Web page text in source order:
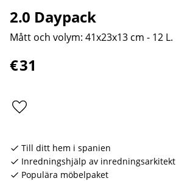
2.0 Daypack
Mått och volym: 41x23x13 cm - 12 L.​
€31
Lägg till i favoriter
Till ditt hem i spanien
Inredningshjälp av inredningsarkitekt
Populära möbelpaket